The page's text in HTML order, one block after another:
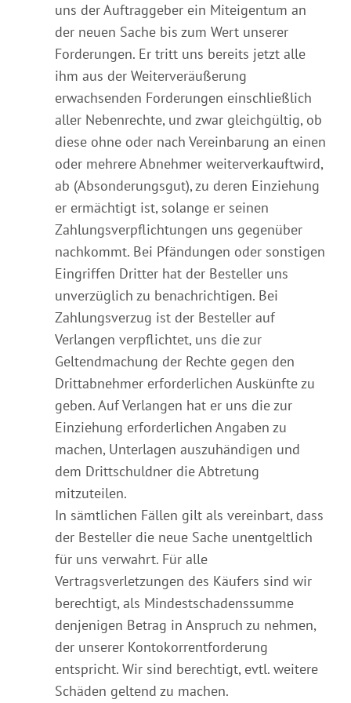
uns der Auftraggeber ein Miteigentum an
der neuen Sache bis zum Wert unserer
Forderungen. Er tritt uns bereits jetzt alle
ihm aus der Weiterveräußerung
erwachsenden Forderungen einschließlich
aller Nebenrechte, und zwar gleichgültig, ob
diese ohne oder nach Vereinbarung an einen
oder mehrere Abnehmer weiterverkauftwird,
ab (Absonderungsgut), zu deren Einziehung
er ermächtigt ist, solange er seinen
Zahlungsverpflichtungen uns gegenüber
nachkommt. Bei Pfändungen oder sonstigen
Eingriffen Dritter hat der Besteller uns
unverzüglich zu benachrichtigen. Bei
Zahlungsverzug ist der Besteller auf
Verlangen verpflichtet, uns die zur
Geltendmachung der Rechte gegen den
Drittabnehmer erforderlichen Auskünfte zu
geben. Auf Verlangen hat er uns die zur
Einziehung erforderlichen Angaben zu
machen, Unterlagen auszuhändigen und
dem Drittschuldner die Abtretung
mitzuteilen.
In sämtlichen Fällen gilt als vereinbart, dass
der Besteller die neue Sache unentgeltlich
für uns verwahrt. Für alle
Vertragsverletzungen des Käufers sind wir
berechtigt, als Mindestschadenssumme
denjenigen Betrag in Anspruch zu nehmen,
der unserer Kontokorrentforderung
entspricht. Wir sind berechtigt, evtl. weitere
Schäden geltend zu machen.